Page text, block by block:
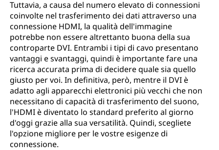
Tuttavia, a causa del numero elevato di connessioni
coinvolte nel trasferimento dei dati attraverso una
connessione HDMI, la qualità dell'immagine
potrebbe non essere altrettanto buona della sua
controparte DVI. Entrambi i tipi di cavo presentano
vantaggi e svantaggi, quindi è importante fare una
ricerca accurata prima di decidere quale sia quello
giusto per voi. In definitiva, però, mentre il DVI è
adatto agli apparecchi elettronici più vecchi che non
necessitano di capacità di trasferimento del suono,
l'HDMI è diventato lo standard preferito al giorno
d'oggi grazie alla sua versatilità. Quindi, scegliete
l'opzione migliore per le vostre esigenze di
connessione.